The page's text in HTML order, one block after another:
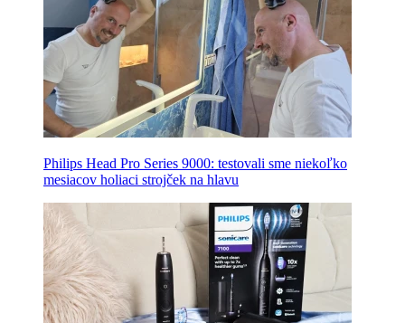
Philips Head Pro Series 9000: testovali sme niekoľko
mesiacov holiaci strojček na hlavu